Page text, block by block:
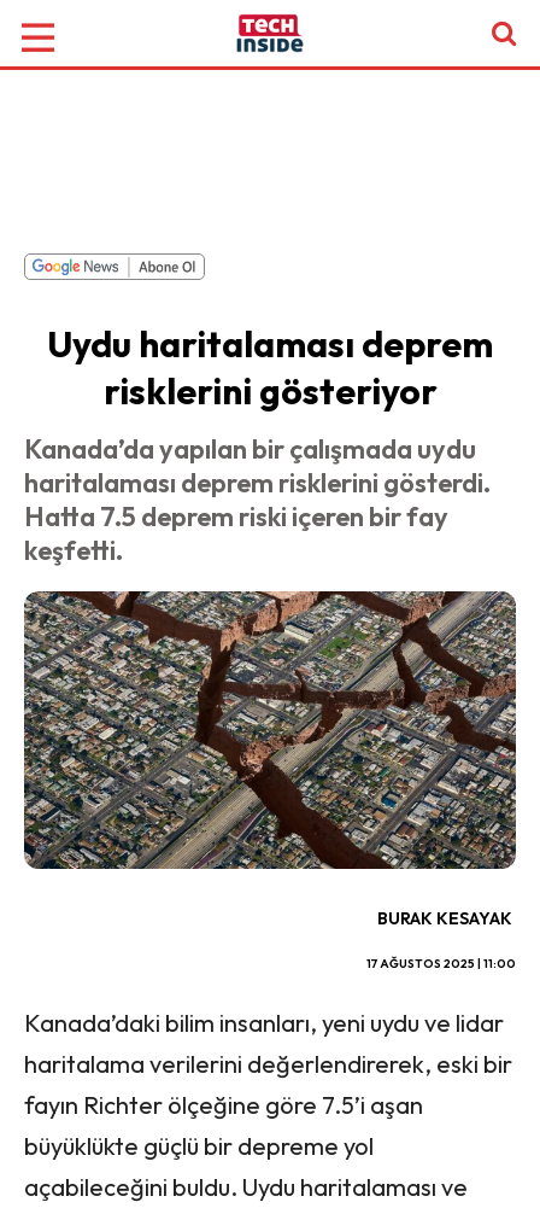
Uydu haritalaması deprem
risklerini gösteriyor
Kanada’da yapılan bir çalışmada uydu
haritalaması deprem risklerini gösterdi.
Hatta 7.5 deprem riski içeren bir fay
keşfetti.
BURAK KESAYAK
17 AĞUSTOS 2025 | 11:00
Kanada’daki bilim insanları, yeni uydu ve lidar
haritalama verilerini değerlendirerek, eski bir
fayın Richter ölçeğine göre 7.5’i aşan
büyüklükte güçlü bir depreme yol
açabileceğini buldu. Uydu haritalaması ve